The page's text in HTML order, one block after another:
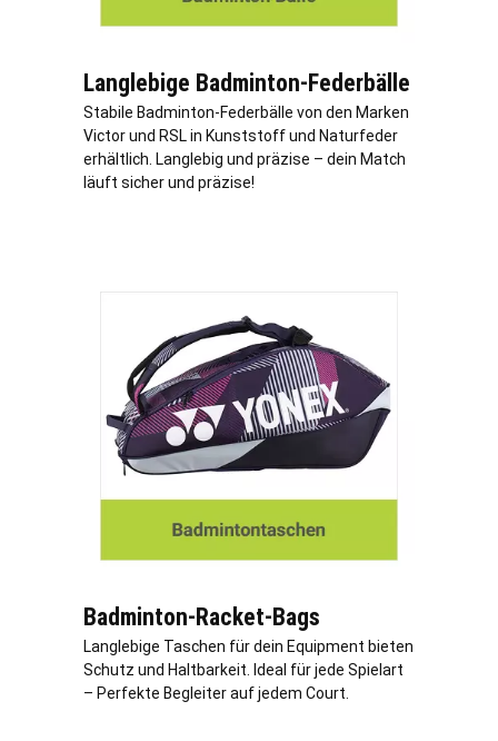
Langlebige Badminton-Federbälle
Stabile Badminton-Federbälle von den Marken
Victor und RSL in Kunststoff und Naturfeder
erhältlich. Langlebig und präzise – dein Match
läuft sicher und präzise!
Badminton-Racket-Bags
Langlebige Taschen für dein Equipment bieten
Schutz und Haltbarkeit. Ideal für jede Spielart
– Perfekte Begleiter auf jedem Court.